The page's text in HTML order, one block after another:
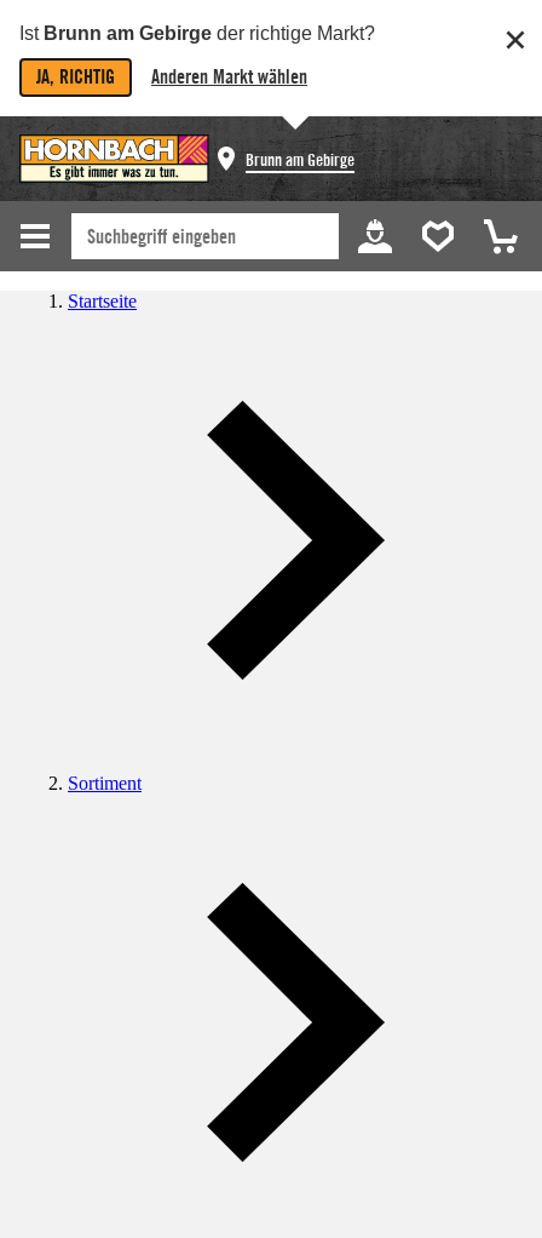
Ist Brunn am Gebirge der richtige Markt?
JA, RICHTIG Anderen Markt wählen
Brunn am Gebirge
Startseite
Sortiment